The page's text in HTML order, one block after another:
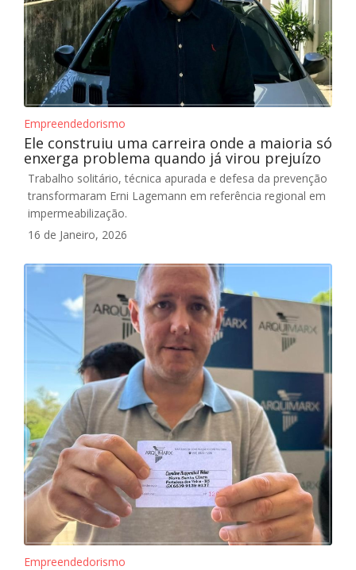
Empreendedorismo
Ele construiu uma carreira onde a maioria só
enxerga problema quando já virou prejuízo
Trabalho solitário, técnica apurada e defesa da prevenção
transformaram Erni Lagemann em referência regional em
impermeabilização.
16 de Janeiro, 2026
Empreendedorismo